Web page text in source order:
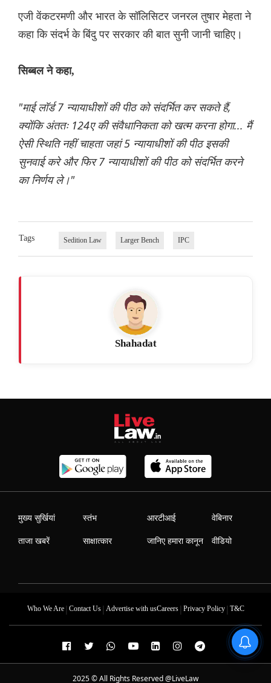
एजी वेंकटरमणी और भारत के सॉलिसिटर जनरल तुषार मेहता ने
कहा कि संदर्भ के बिंदु पर सरकार की बात सुनी जानी चाहिए।
सिब्बल ने कहा,
"माई लॉर्ड 7 न्यायाधीशों की पीठ को संदर्भित कर सकते हैं,
क्योंकि अंततः 124ए की संवैधानिकता को खत्म करना होगा... मैं
ऐसी स्थिति नहीं चाहता जहां 5 न्यायाधीशों की पीठ इसकी
सुनवाई करे और फिर 7 न्यायाधीशों की पीठ को संदर्भित करने
का निर्णय ले।"
Tags Sedition Law Larger Bench IPC
Shahadat
मुख्य सुर्खियां
ताजा खबरें
स्तंभ
साक्षात्कार
आरटीआई
जानिए हमारा कानून
वेबिनार
वीडियो
Who We Are| Contact Us| Advertise with usCareers| Privacy Policy| T&C
2025 © All Rights Reserved @LiveLaw